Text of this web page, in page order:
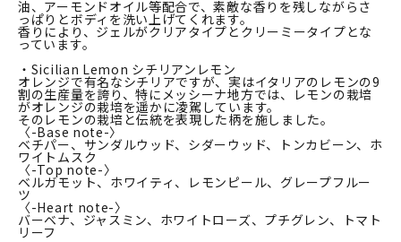
油、アーモンドオイル等配合で、素敵な香りを残しながらさ
っぱりとボディを洗い上げてくれます。
香りにより、ジェルがクリアタイプとクリーミータイプとな
っています。
・Sicilian Lemon シチリアンレモン
オレンジで有名なシチリアですが、実はイタリアのレモンの9
割の生産量を誇り、特にメッシーナ地方では、レモンの栽培
がオレンジの栽培を遥かに凌駕しています。
そのレモンの栽培と伝統を表現した柄を施しました。
〈-Base note-〉
ベチパー、サンダルウッド、シダーウッド、トンカビーン、ホ
ワイトムスク
〈-Top note-〉
ベルガモット、ホワイティ、レモンピール、グレープフルー
ツ
〈-Heart note-〉
バーベナ、ジャスミン、ホワイトローズ、プチグレン、トマト
リーフ